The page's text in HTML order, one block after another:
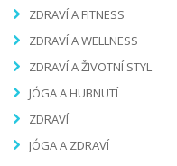
ZDRAVÍ A FITNESS
ZDRAVÍ A WELLNESS
ZDRAVÍ A ŽIVOTNÍ STYL
JÓGA A HUBNUTÍ
ZDRAVÍ
JÓGA A ZDRAVÍ